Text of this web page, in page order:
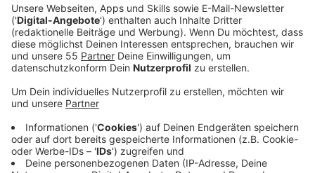
der Bildungsgewerkschaft GEW im Kreis Viersen
sinnvoll sein. Sie reagiert damit auf eine
Empfehlung des NRW-Schulministeriums.
Veröffentlicht:Freitag, 28.03.2025 06:00
Anzeige